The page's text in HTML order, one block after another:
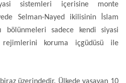
sistemleri içerisine monte
Selman-Nayed ikilisinin İslam
bölünmeleri sadece kendi siyasi
koruma içgüdüsü ile